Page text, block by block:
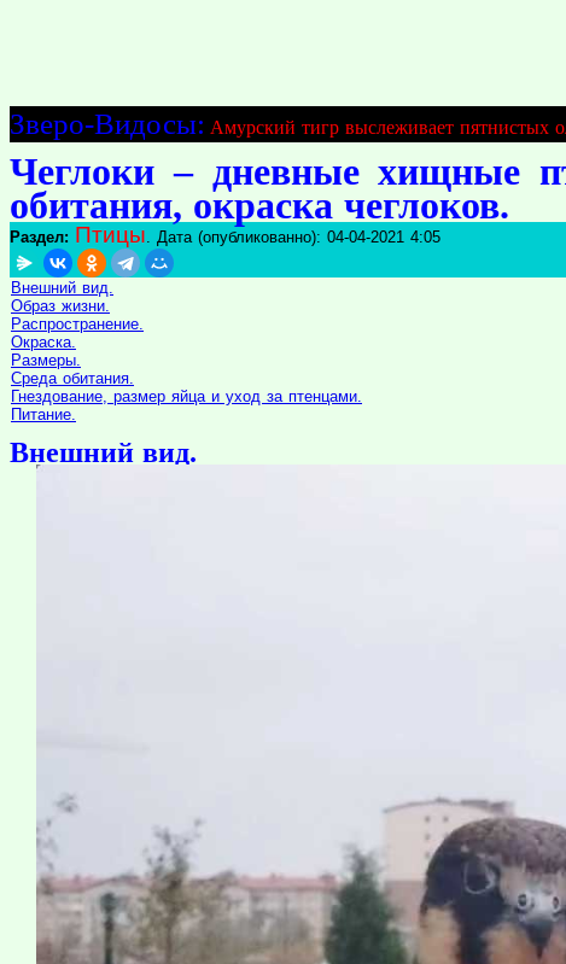
Зверо-Видосы: Амурский тигр выслеживает пятнистых
Чеглоки – дневные хищные
обитания, окраска чеглоков.
Раздел: Птицы. Дата (опубликованно): 04-04-2021 4:05
Внешний вид.
Образ жизни.
Распространение.
Окраска.
Размеры.
Среда обитания.
Гнездование, размер яйца и уход за птенцами.
Питание.
Внешний вид.